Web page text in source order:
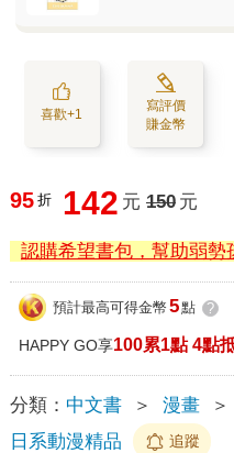
喜歡+1
寫評價
賺金幣
95 折 142 元 150 元
認購希望書包，幫助弱勢
預計最高可得金幣 5點 ?
HAPPY GO享100累1點 4點
分類： 中文書 ＞ 漫畫 ＞
日系動漫精品
追蹤